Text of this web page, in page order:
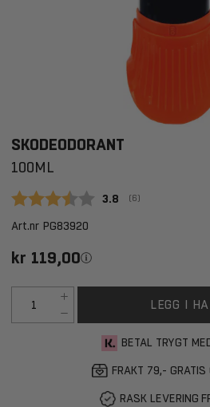
SKODEODORANT
100ML
3.8 (stemmer:
6)
Art.nr PG83920
kr 119,00
LEGG I
BETAL TRYGT
FRAKT 79,-
RASK LEVERING